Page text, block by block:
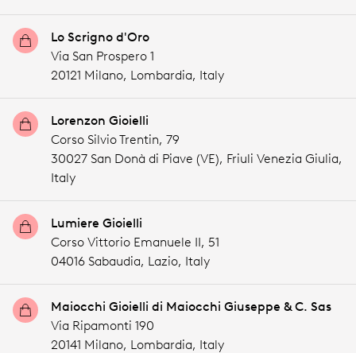
Lo Scrigno d'Oro
Via San Prospero 1
20121 Milano, Lombardia, Italy
Lorenzon Gioielli
Corso Silvio Trentin, 79
30027 San Donà di Piave (VE), Friuli Venezia Giulia,
Italy
Lumiere Gioielli
Corso Vittorio Emanuele II, 51
04016 Sabaudia, Lazio, Italy
Maiocchi Gioielli di Maiocchi Giuseppe & C. Sas
Via Ripamonti 190
20141 Milano, Lombardia, Italy